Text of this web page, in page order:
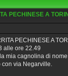
PECHINESE A
PECHINESE A
alle ore 22.49
mia cagnolina di
con via Negarville.